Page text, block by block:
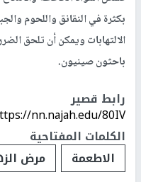
بكثرة في النقانق واللحوم
الالتهابات ويمكن أن تلحق
باحثون صينيون.
رابط قصير
nn.najah.edu/80IV/
الكلمات المفتاحية
الاطعمة
مرض